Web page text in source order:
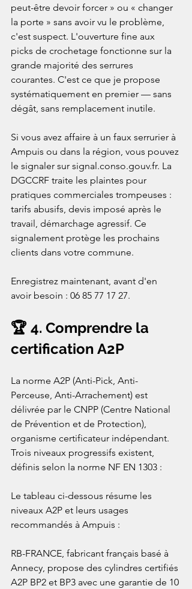
peut-être devoir forcer » ou « changer
la porte » sans avoir vu le problème,
c'est suspect. L'ouverture fine aux
picks de crochetage fonctionne sur la
grande majorité des serrures
courantes. C'est ce que je propose
systématiquement en premier — sans
dégât, sans remplacement inutile.
Si vous avez affaire à un faux serrurier à
Ampuis ou dans la région, vous pouvez
le signaler sur signal.conso.gouv.fr. La
DGCCRF traite les plaintes pour
pratiques commerciales trompeuses :
tarifs abusifs, devis imposé après le
travail, démarchage agressif. Ce
signalement protège les prochains
clients dans votre commune.
Enregistrez maintenant, avant d'en
avoir besoin : 06 85 77 17 27.
🏆 4. Comprendre la
certification A2P
La norme A2P (Anti-Pick, Anti-
Perceuse, Anti-Arrachement) est
délivrée par le CNPP (Centre National
de Prévention et de Protection),
organisme certificateur indépendant.
Trois niveaux progressifs existent,
définis selon la norme NF EN 1303 :
Le tableau ci-dessous résume les
niveaux A2P et leurs usages
recommandés à Ampuis :
RB-FRANCE, fabricant français basé à
Annecy, propose des cylindres certifiés
A2P BP2 et BP3 avec une garantie de 10